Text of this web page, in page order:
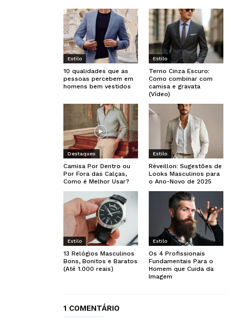
Estilo
10 qualidades que as
pessoas percebem em
homens bem vestidos
Estilo
Terno Cinza Escuro:
Como combinar com
camisa e gravata
(Vídeo)
Destaques
Camisa Por Dentro ou
Por Fora das Calças,
Como é Melhor Usar?
Estilo
Réveillon: Sugestões de
Looks Masculinos para
o Ano-Novo de 2025
Estilo
13 Relógios Masculinos
Bons, Bonitos e Baratos
(Até 1.000 reais)
Estilo
Os 4 Profissionais
Fundamentais Para o
Homem que Cuida da
Imagem
1 COMENTÁRIO